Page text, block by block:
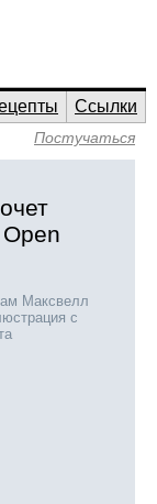
Ссылки
Постучаться
Максвелл
с